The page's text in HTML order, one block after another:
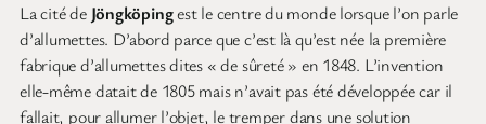
La cité de Jöngköpingest le centre du monde lorsque l’on parle
d’allumettes. D’abord parce que c’est là qu’est née la première
fabrique d’allumettes dites « de sûreté » en 1848. L’invention
elle-même datait de 1805 mais n’avait pas été développée car il
fallait, pour allumer l’objet, le tremper dans une solution